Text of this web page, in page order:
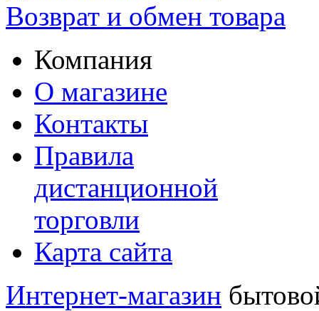
Возврат и обмен товара
Компания
О магазине
Контакты
Правила
дистанционной
торговли
Карта сайта
Интернет-магазин